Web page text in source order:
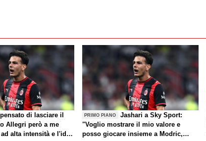
di lasciare il
Allegri però a me
alta intensità e l'idea
PRIMO PIANO
Jashari a Sky Sport:
"Voglio mostrare il mio valore e
posso giocare insieme a Modric,